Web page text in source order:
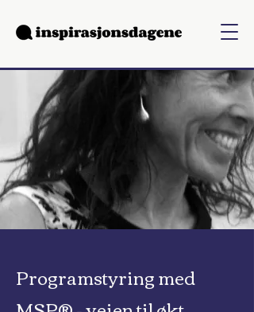
Programstyring med